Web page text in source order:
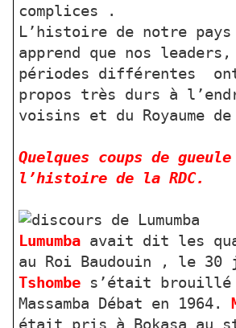
complices .
L’histoire de notre pays
apprend que nos
périodes différentes
propos très durs à
voisins et du Royaume
Quelques coups de gueule
l’histoire de la RDC.
Lumumbaavait dit les
au Roi Baudouin , le 30
Tshombes’était brouillé
Massamba Débat en 1964.
était pris à Bokasa au